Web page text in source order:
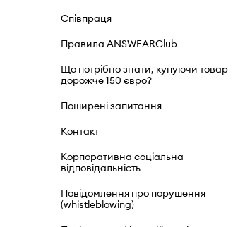
Співпраця
Правила ANSWEARClub
Що потрібно знати, купуючи товар
дорожче 150 євро?
Поширені запитання
Контакт
Корпоративна соціальна
відповідальність
Повідомлення про порушення
(whistleblowing)